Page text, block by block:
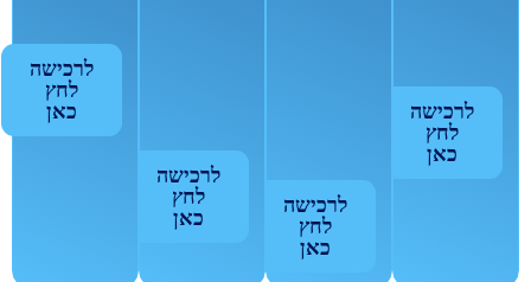
לרכישה
לחץ
כאן
לרכישה
לחץ
כאן
לרכישה
לחץ
כאן
לרכישה
לחץ
כאן